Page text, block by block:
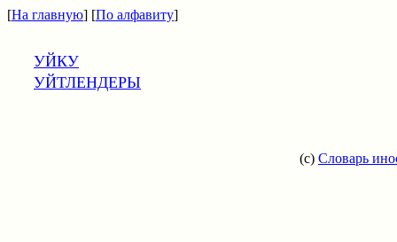
[На главную] [По алфавиту]
УЙКУ
УЙТЛЕНДЕРЫ
(c) Словарь